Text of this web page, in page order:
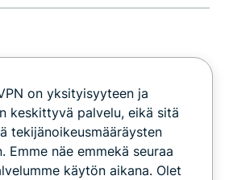
on yksityisyyteen ja
keskittyvä palvelu, eikä sitä
tekijänoikeusmääräysten
Emme näe emmekä seuraa
käytön aikana. Olet